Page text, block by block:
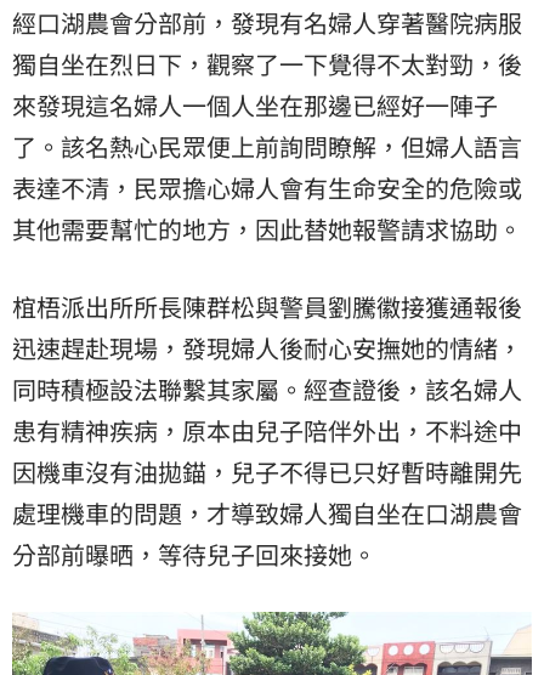
經口湖農會分部前，發現有名婦人穿著醫院病服
獨自坐在烈日下，觀察了一下覺得不太對勁，後
來發現這名婦人一個人坐在那邊已經好一陣子
了。該名熱心民眾便上前詢問瞭解，但婦人語言
表達不清，民眾擔心婦人會有生命安全的危險或
其他需要幫忙的地方，因此替她報警請求協助。
椬梧派出所所長陳群松與警員劉騰徽接獲通報後
迅速趕赴現場，發現婦人後耐心安撫她的情緒，
同時積極設法聯繫其家屬。經查證後，該名婦人
患有精神疾病，原本由兒子陪伴外出，不料途中
因機車沒有油拋錨，兒子不得已只好暫時離開先
處理機車的問題，才導致婦人獨自坐在口湖農會
分部前曝晒，等待兒子回來接她。